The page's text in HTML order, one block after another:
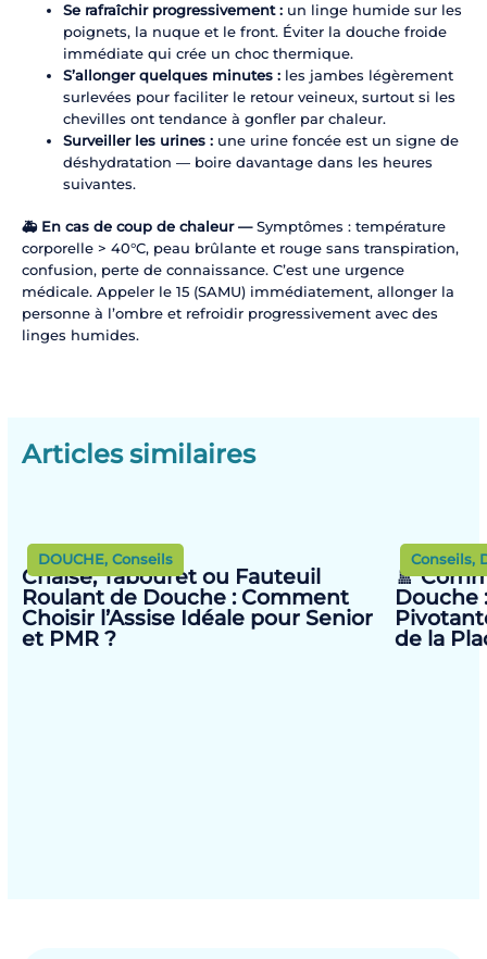
Se rafraîchir progressivement :un linge humide sur les
poignets, la nuque et le front. Éviter la douche froide
immédiate qui crée un choc thermique.
S’allonger quelques minutes :les jambes légèrement
surlevées pour faciliter le retour veineux, surtout si les
chevilles ont tendance à gonfler par chaleur.
Surveiller les urines :une urine foncée est un signe de
déshydratation — boire davantage dans les heures
suivantes.
🚑 En cas de coup de chaleur — Symptômes : température
corporelle > 40°C, peau brûlante et rouge sans transpiration,
confusion, perte de connaissance. C’est une urgence
médicale. Appeler le 15 (SAMU) immédiatement, allonger la
personne à l’ombre et refroidir progressivement avec des
linges humides.
Articles similaires
Chaise, Tabouret ou Fauteuil
Roulant de Douche : Comment
Choisir l’Assise Idéale pour Senior
et PMR ?
DOUCHE, Conseils
🚿
Douche
de la
Conseils,